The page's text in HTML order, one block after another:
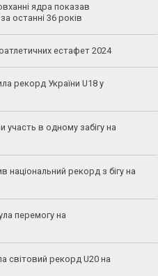
ядра показав
останні 36 років
естафет 2024
рекорд України U18 у
участь в одному забігу на
рекорд з бігу на
перемогу на
світовий рекорд U20 на